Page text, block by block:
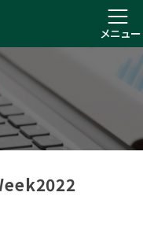
メニュー